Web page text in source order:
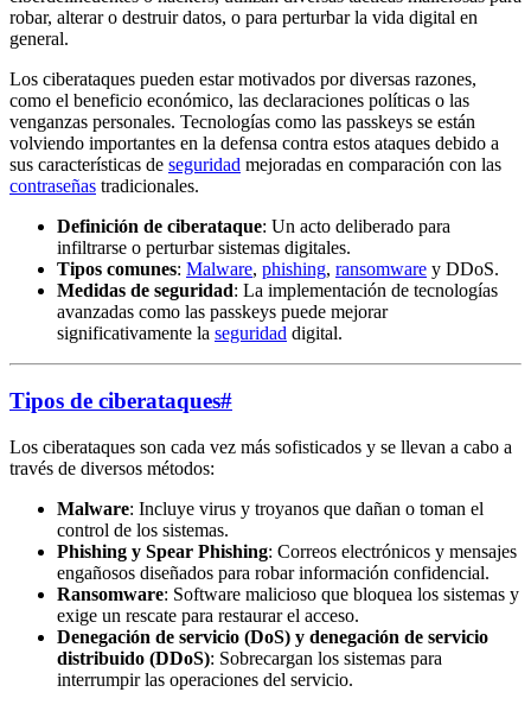
robar, alterar o destruir datos, o para perturbar la vida digital en
general.
Los ciberataques pueden estar motivados por diversas razones,
como el beneficio económico, las declaraciones políticas o las
venganzas personales. Tecnologías como las passkeys se están
volviendo importantes en la defensa contra estos ataques debido a
sus características de seguridad mejoradas en comparación con las
contraseñas tradicionales.
Definición de ciberataque: Un acto deliberado para
infiltrarse o perturbar sistemas digitales.
Tipos comunes: Malware, phishing, ransomware y DDoS.
Medidas de seguridad: La implementación de tecnologías
avanzadas como las passkeys puede mejorar
significativamente la seguridad digital.
Tipos de ciberataques#
Los ciberataques son cada vez más sofisticados y se llevan a cabo a
través de diversos métodos:
Malware: Incluye virus y troyanos que dañan o toman el
control de los sistemas.
Phishing y Spear Phishing: Correos electrónicos y mensajes
engañosos diseñados para robar información confidencial.
Ransomware: Software malicioso que bloquea los sistemas y
exige un rescate para restaurar el acceso.
Denegación de servicio (DoS) y denegación de servicio
distribuido (DDoS): Sobrecargan los sistemas para
interrumpir las operaciones del servicio.